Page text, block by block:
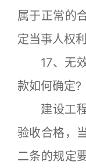
属于正常的
定当事人权
17、无效
款如何确定?
建设工程
验收合格，
二条的规定